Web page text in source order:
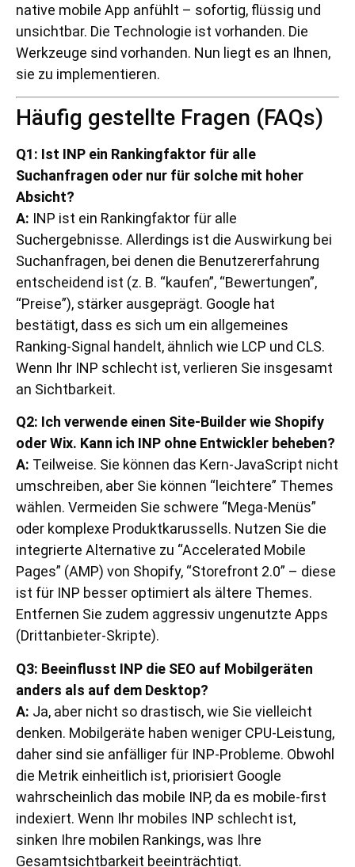
native mobile App anfühlt – sofortig, flüssig und
unsichtbar. Die Technologie ist vorhanden. Die
Werkzeuge sind vorhanden. Nun liegt es an Ihnen,
sie zu implementieren.
Häufig gestellte Fragen (FAQs)
Q1: Ist INP ein Rankingfaktor für alle
Suchanfragen oder nur für solche mit hoher
Absicht?
A: INP ist ein Rankingfaktor für alle
Suchergebnisse. Allerdings ist die Auswirkung bei
Suchanfragen, bei denen die Benutzererfahrung
entscheidend ist (z. B. “kaufen”, “Bewertungen”,
“Preise”), stärker ausgeprägt. Google hat
bestätigt, dass es sich um ein allgemeines
Ranking-Signal handelt, ähnlich wie LCP und CLS.
Wenn Ihr INP schlecht ist, verlieren Sie insgesamt
an Sichtbarkeit.
Q2: Ich verwende einen Site-Builder wie Shopify
oder Wix. Kann ich INP ohne Entwickler beheben?
A: Teilweise. Sie können das Kern-JavaScript nicht
umschreiben, aber Sie können “leichtere” Themes
wählen. Vermeiden Sie schwere “Mega-Menüs”
oder komplexe Produktkarussells. Nutzen Sie die
integrierte Alternative zu “Accelerated Mobile
Pages” (AMP) von Shopify, “Storefront 2.0” – diese
ist für INP besser optimiert als ältere Themes.
Entfernen Sie zudem aggressiv ungenutzte Apps
(Drittanbieter-Skripte).
Q3: Beeinflusst INP die SEO auf Mobilgeräten
anders als auf dem Desktop?
A: Ja, aber nicht so drastisch, wie Sie vielleicht
denken. Mobilgeräte haben weniger CPU-Leistung,
daher sind sie anfälliger für INP-Probleme. Obwohl
die Metrik einheitlich ist, priorisiert Google
wahrscheinlich das mobile INP, da es mobile-first
indexiert. Wenn Ihr mobiles INP schlecht ist,
sinken Ihre mobilen Rankings, was Ihre
Gesamtsichtbarkeit beeinträchtigt.